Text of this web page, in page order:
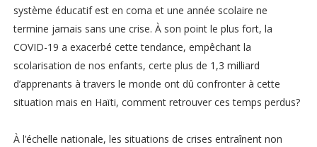
système éducatif est en coma et une année scolaire ne
termine jamais sans une crise. À son point le plus fort, la
COVID-19 a exacerbé cette tendance, empêchant la
scolarisation de nos enfants, certe plus de 1,3 milliard
d’apprenants à travers le monde ont dû confronter à cette
situation mais en Haïti, comment retrouver ces temps perdus?
À l’échelle nationale, les situations de crises entraînent non